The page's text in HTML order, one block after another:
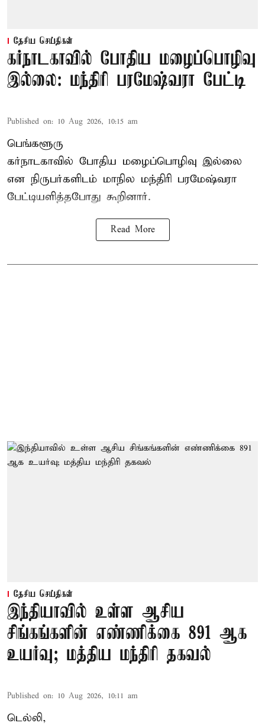
தேசிய செய்திகள்
கர்நாடகாவில் போதிய மழைப்பொழிவு
இல்லை: மந்திரி பரமேஷ்வரா பேட்டி
Published on: 10 Aug 2026, 10:15 am
பெங்களூரு
கர்நாடகாவில் போதிய மழைப்பொழிவு இல்லை
என நிருபர்களிடம் மாநில மந்திரி பரமேஷ்வரா
பேட்டியளித்தபோது கூறினார்.
Read More
தேசிய செய்திகள்
இந்தியாவில் உள்ள ஆசிய
சிங்கங்களின் எண்ணிக்கை 891 ஆக
உயர்வு; மத்திய மந்திரி தகவல்
Published on: 10 Aug 2026, 10:11 am
டெல்லி,